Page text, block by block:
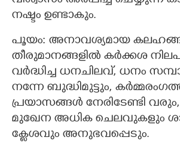
നഷ്ടം ഉണ്ടാകും.
പൂയം: അനാവശ്യമായ
തീരുമാനങ്ങളിൽ കർക്കശ
വർദ്ധിച്ച ധനചിലവ്, ധനം
നന്നേ ബുദ്ധിമുട്ടും,
പ്രയാസങ്ങൾ നേരിടേണ്ടി
മുഖേന അധിക ചെലവുകളും
ക്ലേശവും അനുഭവപ്പെടും.